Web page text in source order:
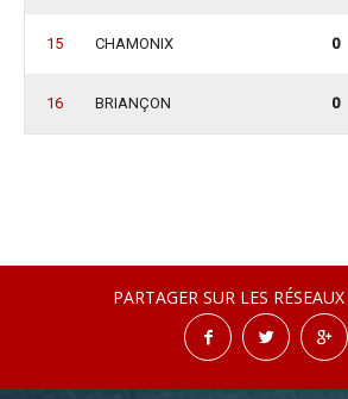
15 CHAMONIX 0
16 BRIANÇON 0
PARTAGER SUR LES